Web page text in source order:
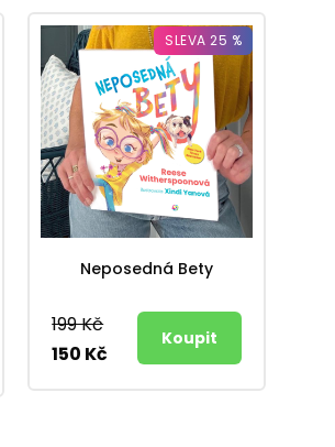
SLEVA 25 %
Neposedná Bety
199 Kč
150 Kč